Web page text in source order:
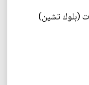
(بلوك تشين)